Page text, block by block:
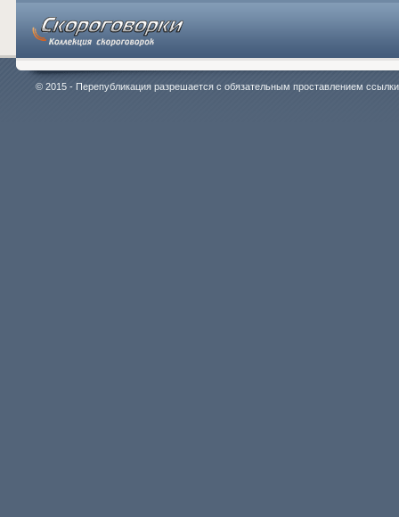
© 2015 - Перепубликация разрешается с обязательным проставлением